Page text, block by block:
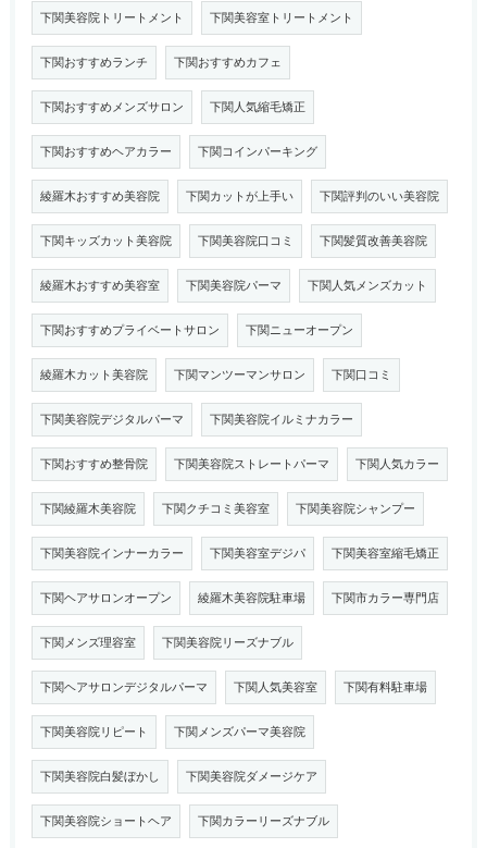
下関美容院トリートメント 下関美容室トリートメント
下関おすすめランチ 下関おすすめカフェ
下関おすすめメンズサロン 下関人気縮毛矯正
下関おすすめヘアカラー 下関コインパーキング
綾羅木おすすめ美容院 下関カットが上手い 下関評判のいい美容院
下関キッズカット美容院 下関美容院口コミ 下関髪質改善美容院
綾羅木おすすめ美容室 下関美容院パーマ 下関人気メンズカット
下関おすすめプライベートサロン 下関ニューオープン
綾羅木カット美容院 下関マンツーマンサロン 下関口コミ
下関美容院デジタルパーマ 下関美容院イルミナカラー
下関おすすめ整骨院 下関美容院ストレートパーマ 下関人気カラー
下関綾羅木美容院 下関クチコミ美容室 下関美容院シャンプー
下関美容院インナーカラー 下関美容室デジパ 下関美容室縮毛矯正
下関ヘアサロンオープン 綾羅木美容院駐車場 下関市カラー専門店
下関メンズ理容室 下関美容院リーズナブル
下関ヘアサロンデジタルパーマ 下関人気美容室 下関有料駐車場
下関美容院リピート 下関メンズパーマ美容院
下関美容院白髪ぼかし 下関美容院ダメージケア
下関美容院ショートヘア 下関カラーリーズナブル